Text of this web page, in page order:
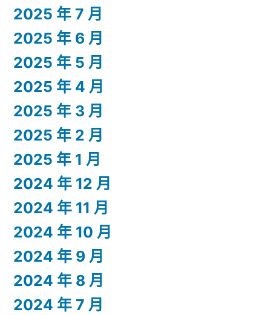
2025 年 7 月
2025 年 6 月
2025 年 5 月
2025 年 4 月
2025 年 3 月
2025 年 2 月
2025 年 1 月
2024 年 12 月
2024 年 11 月
2024 年 10 月
2024 年 9 月
2024 年 8 月
2024 年 7 月